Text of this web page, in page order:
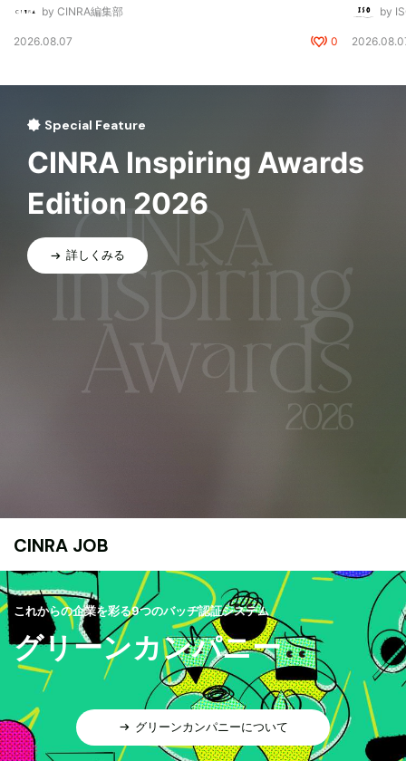
by CINRA編集部
2026.08.07 0
by
Special Feature
CINRA Inspiring Awards
Edition 2026
詳しくみる
CINRA JOB
これからの企業を彩る9つのバッヂ認証システム
グリーンカンパニー
グリーンカンパニーについて